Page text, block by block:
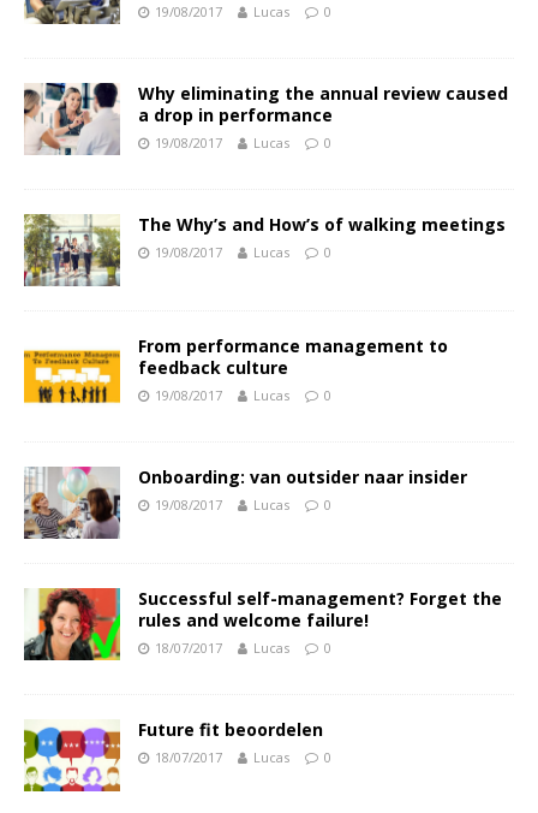
19/08/2017 Lucas 0
Why eliminating the annual review caused
a drop in performance
19/08/2017 Lucas 0
The Why’s and How’s of walking meetings
19/08/2017 Lucas 0
From performance management to
feedback culture
19/08/2017 Lucas 0
Onboarding: van outsider naar insider
19/08/2017 Lucas 0
Successful self-management? Forget the
rules and welcome failure!
18/07/2017 Lucas 0
Future fit beoordelen
18/07/2017 Lucas 0